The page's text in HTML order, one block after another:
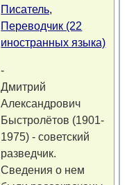
Писатель,
Переводчик (22
иностранных языка)
-
Дмитрий
Александрович
Быстролётов (1901-
1975) - советский
разведчик.
Сведения о нем